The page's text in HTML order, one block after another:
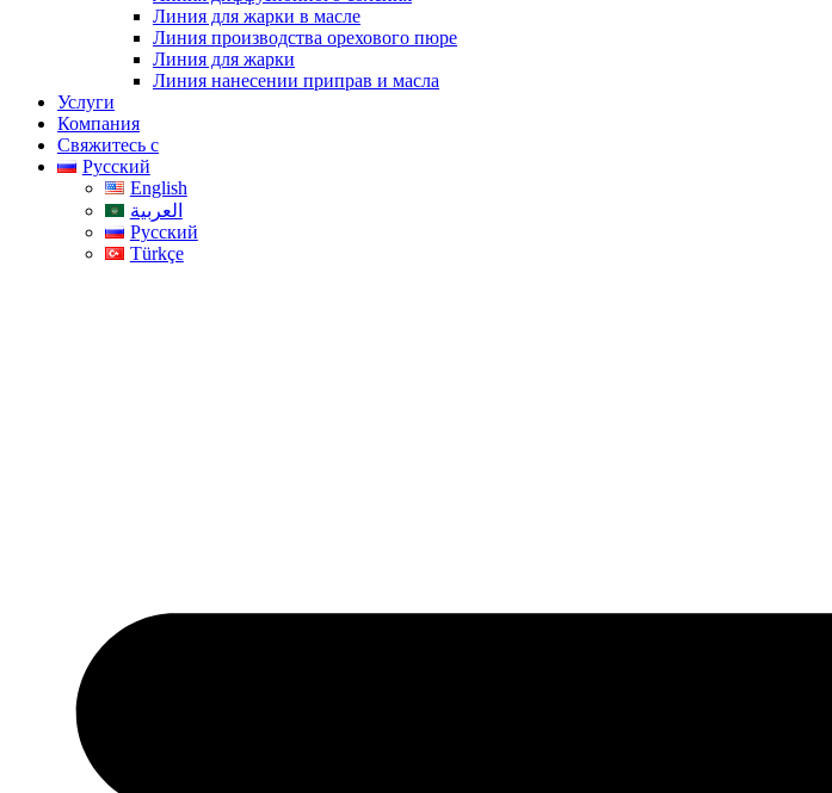
Линия для жарки в масле
Линия производства орехового пюре
Линия для жарки
Линия нанесении приправ и масла
Услуги
Компания
Свяжитесь с
Русский
English
العربية
Русский
Türkçe